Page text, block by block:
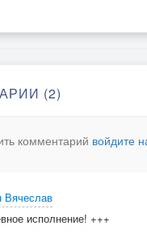
(2)
комментарий войдите
Вячеслав
исполнение! +++